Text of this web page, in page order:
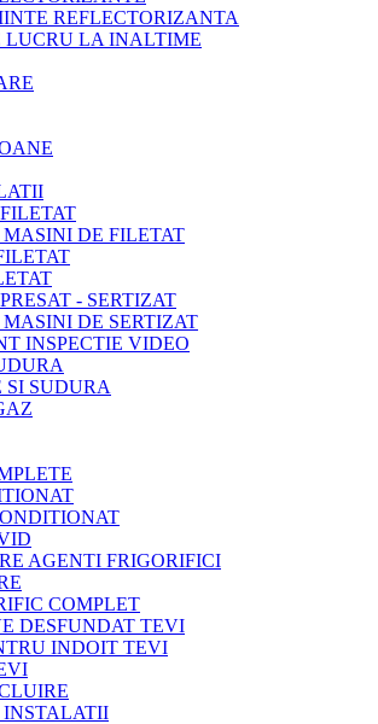
REFLECTORIZANTA
LUCRU LA INALTIME
MASINI DE FILETAT
- SERTIZAT
DE SERTIZAT
INSPECTIE VIDEO
SI SUDURA
AGENTI FRIGORIFICI
COMPLET
DESFUNDAT TEVI
INDOIT TEVI
INSTALATII